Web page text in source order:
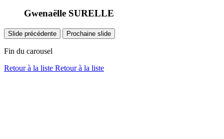
Gwenaëlle SURELLE
Slide précédente Prochaine slide
Fin du carousel
Retour à la liste Retour à la liste